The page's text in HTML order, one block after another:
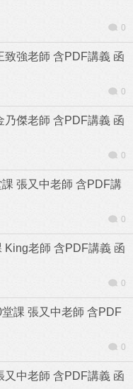
0
致強老師 含PDF講義 函
0
乃傑老師 含PDF講義 函
0
張又中老師 含PDF講
0
King老師 含PDF講義 函
0
課 張又中老師 含PDF
0
又中老師 含PDF講義 函